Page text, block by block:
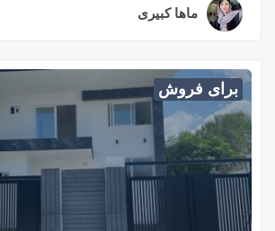
ماها کبیری
برای فروش